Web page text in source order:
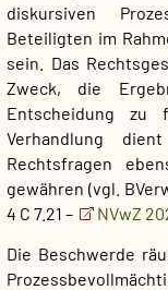
diskursiven
Beteiligten im
sein. Das
Zweck, die
Entscheidung zu
Verhandlung
Rechtsfragen
gewähren (vgl.
4 C 7.21 –
NVwZ
Die Beschwerde